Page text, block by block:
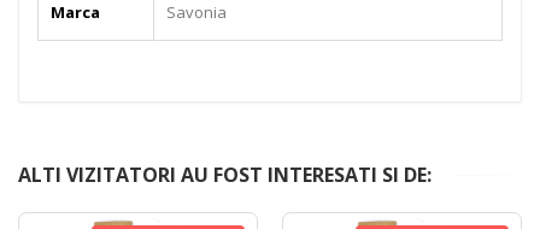
Marca Savonia
ALTI VIZITATORI AU FOST INTERESATI SI DE: